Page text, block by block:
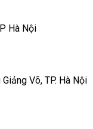
Hà Nội
Võ, TP. Hà Nội